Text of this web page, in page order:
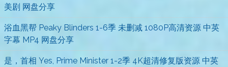
美剧 网盘分享
浴血黑帮 Peaky Blinders 1-6季 未删减 1080P高清资源 中英
字幕 MP4 网盘分享
是，首相 Yes, Prime Minister 1-2季 4K超清修复版资源 中英